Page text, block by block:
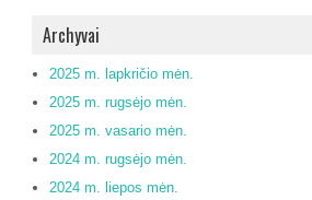
Archyvai
2025 m. lapkričio mėn.
2025 m. rugsėjo mėn.
2025 m. vasario mėn.
2024 m. rugsėjo mėn.
2024 m. liepos mėn.